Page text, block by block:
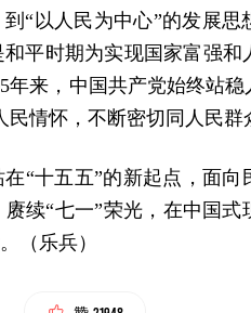
到“以人民为中心”的发展
平时期为实现国家富强
年来，中国共产党始终站
情怀，不断密切同人民群
“十五五”的新起点，面
续“七一”荣光，在中国
（乐兵）